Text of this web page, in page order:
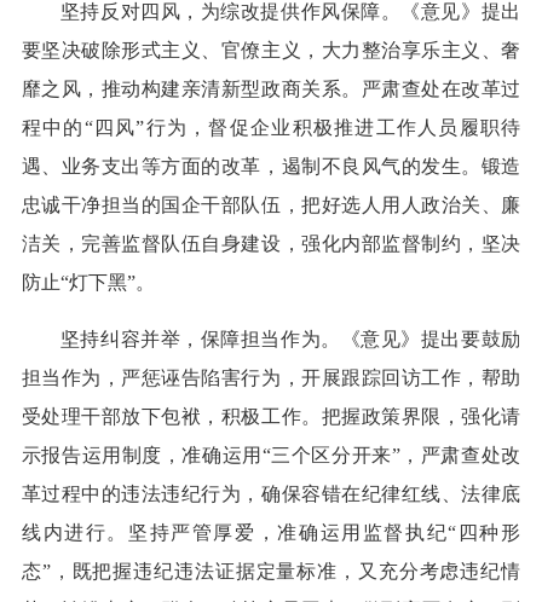
坚持反对四风，为综改提供作风保障。《意见》提出
要坚决破除形式主义、官僚主义，大力整治享乐主义、奢
靡之风，推动构建亲清新型政商关系。严肃查处在改革过
程中的“四风”行为，督促企业积极推进工作人员履职待
遇、业务支出等方面的改革，遏制不良风气的发生。锻造
忠诚干净担当的国企干部队伍，把好选人用人政治关、廉
洁关，完善监督队伍自身建设，强化内部监督制约，坚决
防止“灯下黑”。
坚持纠容并举，保障担当作为。《意见》提出要鼓励
担当作为，严惩诬告陷害行为，开展跟踪回访工作，帮助
受处理干部放下包袱，积极工作。把握政策界限，强化请
示报告运用制度，准确运用“三个区分开来”，严肃查处改
革过程中的违法违纪行为，确保容错在纪律红线、法律底
线内进行。坚持严管厚爱，准确运用监督执纪“四种形
态”，既把握违纪违法证据定量标准，又充分考虑违纪情